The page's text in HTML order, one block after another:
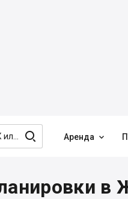
 Аренда 
в